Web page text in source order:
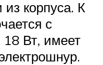
корпуса. К
с
Вт, имеет